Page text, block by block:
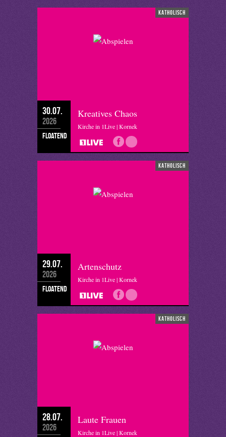
katholisch
30.07.
2026
floatend
Kreatives Chaos
Kirche in 1Live | Kornek
katholisch
29.07.
2026
floatend
Artenschutz
Kirche in 1Live | Kornek
katholisch
28.07.
2026
Laute Frauen
Kirche in 1Live | Kornek